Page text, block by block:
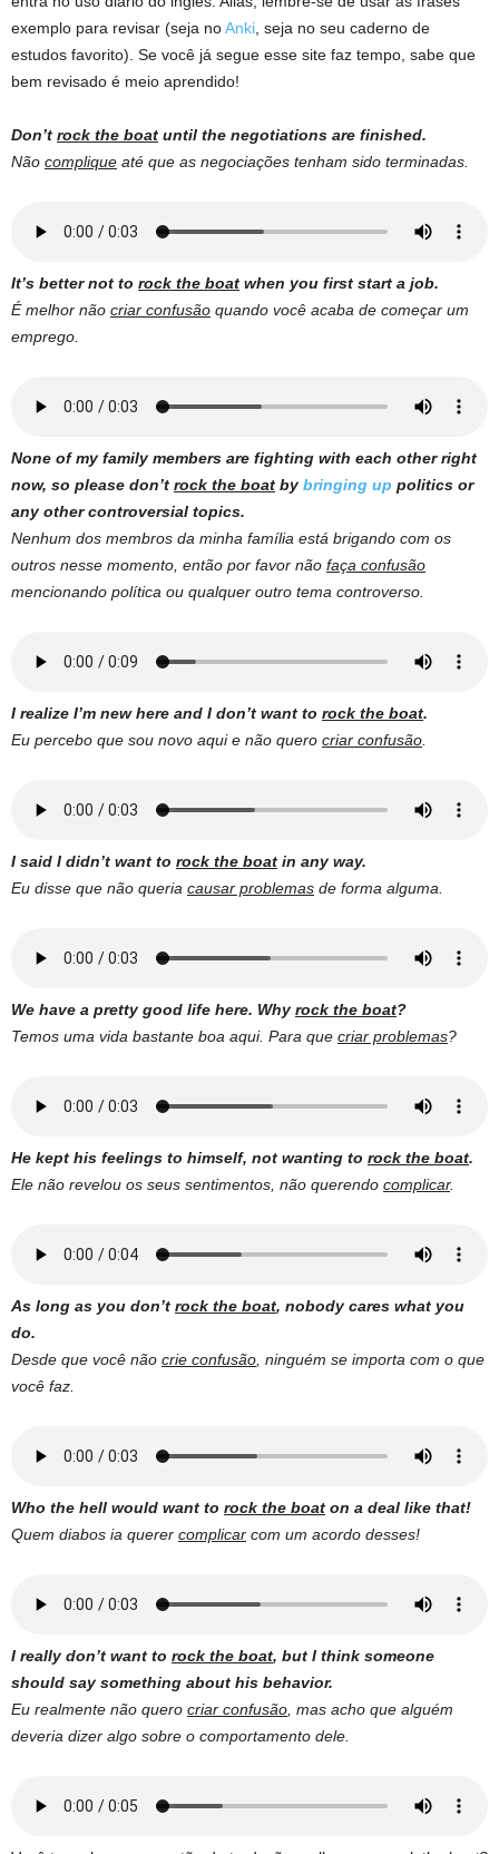
exemplo para revisar (seja noAnki , seja no seu caderno de
estudos favorito). Se você já segue esse site faz tempo, sabe que
bem revisado é meio aprendido!
Don’t rock the boat until the negotiations are finished.
Não complique até que as negociações tenham sido terminadas.
It’s better not to rock the boat when you first start a job.
É melhor não criar confusão quando você acaba de começar um
emprego.
None of my family members are fighting with each other right
now, so please don’t rock the boat by bringing up politics or
any other controversial topics.
Nenhum dos membros da minha família está brigando com os
outros nesse momento, então por favor não faça confusão
mencionando política ou qualquer outro tema controverso.
I realize I’m new here and I don’t want to rock the boat.
Eu percebo que sou novo aqui e não quero criar confusão
I said I didn’t want to rock the boat in any way.
Eu disse que não queria causar problemas de forma alguma.
We have a pretty good life here. Why rock the boat?
Temos uma vida bastante boa aqui. Para que criar problemas?
He kept his feelings to himself, not wanting to rock the boat.
Ele não revelou os seus sentimentos, não querendo complicar.
As long as you don’t rock the boat, nobody cares what you
do.
Desde que você não crie confusão , ninguém se importa com o que
você faz.
Who the hell would want to rock the boat on a deal like that!
Quem diabos ia querer complicar com um acordo desses!
I really don’t want to rock the boat, but I think someone
should say something about his behavior.
Eu realmente não quero criar confusão , mas acho que alguém
deveria dizer algo sobre o comportamento dele.